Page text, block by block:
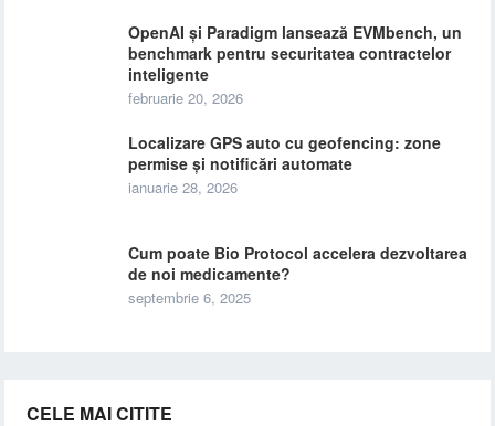
OpenAI și Paradigm lansează EVMbench, un
benchmark pentru securitatea contractelor
inteligente
februarie 20, 2026
Localizare GPS auto cu geofencing: zone
permise și notificări automate
ianuarie 28, 2026
Cum poate Bio Protocol accelera dezvoltarea
de noi medicamente?
septembrie 6, 2025
CELE MAI CITITE